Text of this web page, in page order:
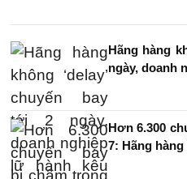
Hãng hàng
ngày, doanh
Hơn 6.300
7: Hãng